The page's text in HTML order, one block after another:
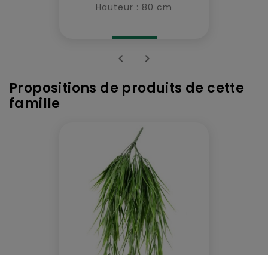
Hauteur : 80 cm
 
Propositions de produits de cette
famille